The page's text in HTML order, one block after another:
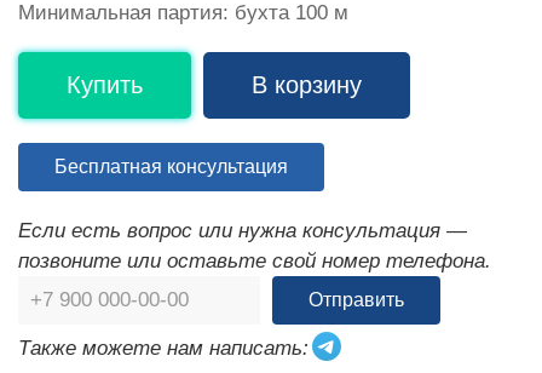
Минимальная партия: бухта 100 м
Купить В корзину
Бесплатная консультация
Если есть вопрос или нужна консультация —
позвоните или оставьте свой номер телефона.
Отправить
Также можете нам написать: